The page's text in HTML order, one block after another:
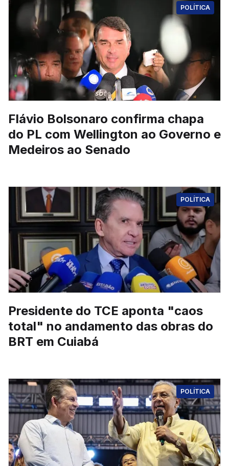
POLÍTICA
Flávio Bolsonaro confirma chapa
do PL com Wellington ao Governo e
Medeiros ao Senado
POLÍTICA
Presidente do TCE aponta "caos
total" no andamento das obras do
BRT em Cuiabá
POLÍTICA